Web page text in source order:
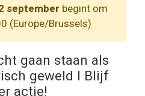
september begint om
(Europe/Brussels)
gaan staan als
geweld I Blijf
actie!